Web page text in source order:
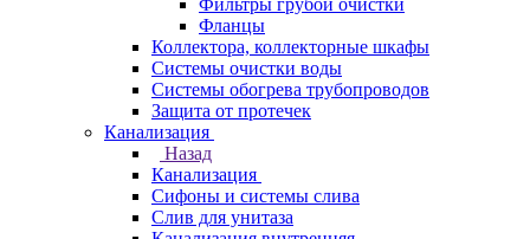
Фильтры грубой очистки
Фланцы
Коллектора, коллекторные шкафы
Системы очистки воды
Системы обогрева трубопроводов
Защита от протечек
Канализация
Назад
Канализация
Сифоны и системы слива
Слив для унитаза